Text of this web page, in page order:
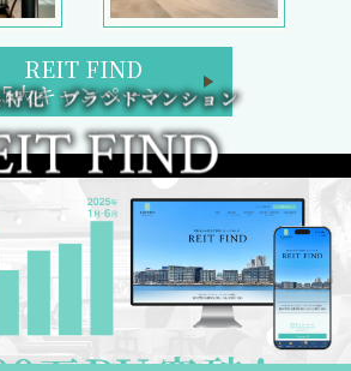
REIT FIND
5大キャンペーン